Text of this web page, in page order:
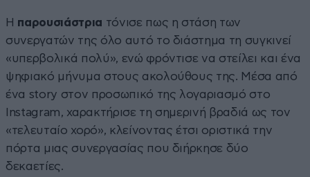
Η παρουσιάστρια τόνισε πως η στάση των
συνεργατών της όλο αυτό το διάστημα τη συγκινεί
«υπερβολικά πολύ», ενώ φρόντισε να στείλει και ένα
ψηφιακό μήνυμα στους ακολούθους της. Μέσα από
ένα story στον προσωπικό της λογαριασμό στο
Instagram, χαρακτήρισε τη σημερινή βραδιά ως τον
«τελευταίο χορό», κλείνοντας έτσι οριστικά την
πόρτα μιας συνεργασίας που διήρκησε δύο
δεκαετίες.